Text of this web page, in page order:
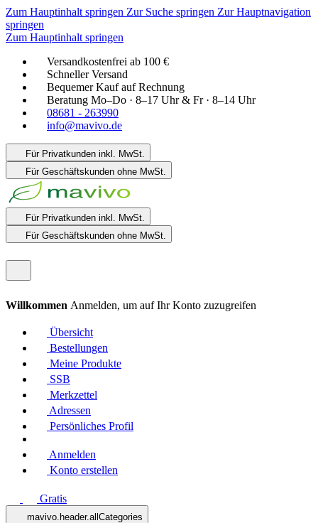
Zum Hauptinhalt springen Zur Suche springen Zur Hauptnavigation
springen
Zum Hauptinhalt springen
Versandkostenfrei ab 100 €
Schneller Versand
Bequemer Kauf auf Rechnung
Beratung Mo–Do · 8–17 Uhr & Fr · 8–14 Uhr
08681 - 263990
info@mavivo.de
Für Privatkunden inkl. MwSt.
Für Geschäftskunden ohne MwSt.
Für Privatkunden inkl. MwSt.
Für Geschäftskunden ohne MwSt.
Willkommen Anmelden, um auf Ihr Konto zuzugreifen
Übersicht
Bestellungen
Meine Produkte
SSB
Merkzettel
Adressen
Persönliches Profil
Anmelden
Konto erstellen
Gratis
mavivo.header.allCategories